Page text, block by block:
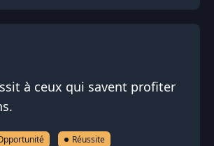
à ceux qui savent profiter
Réussite